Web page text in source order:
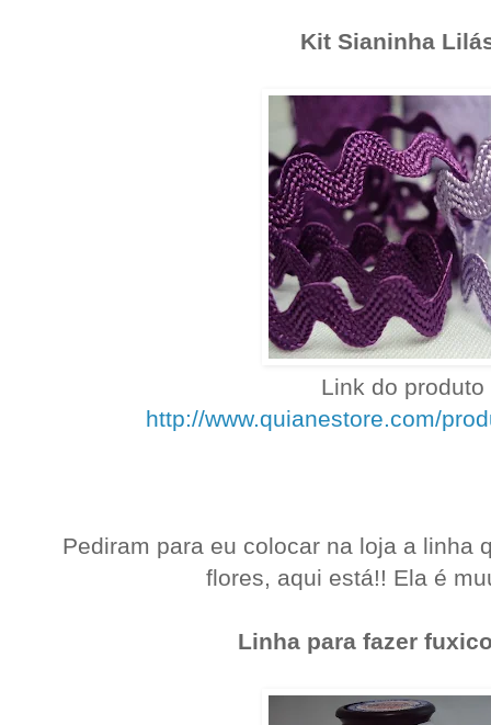
Kit Sianinha
Link do produto
http://www.quianestore.com/
Pediram para eu colocar na loja a linha
flores, aqui está!! Ela é
Linha para fazer